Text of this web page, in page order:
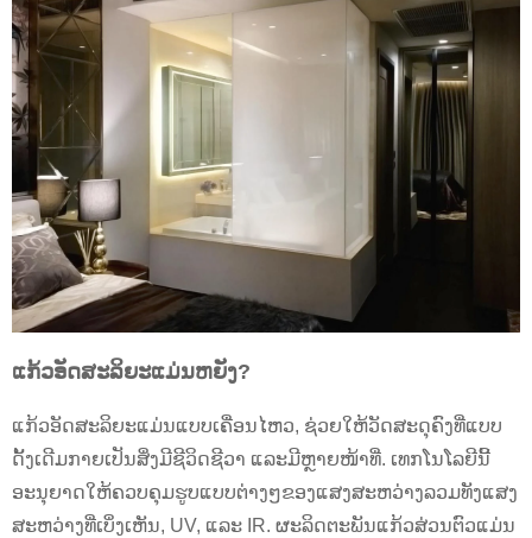
ແກ້ວອັດສະລິຍະແມ່ນຫຍັງ?
ແກ້ວອັດສະລິຍະແມ່ນແບບເຄື່ອນໄຫວ, ຊ່ວຍໃຫ້ວັດສະດຸຄົງທີ່ແບບ
ດັ້ງເດີມກາຍເປັນສິ່ງມີຊີວິດຊີວາ ແລະມີຫຼາຍໜ້າທີ່. ເທກໂນໂລຍີນີ້
ອະນຸຍາດໃຫ້ຄວບຄຸມຮູບແບບຕ່າງໆຂອງແສງສະຫວ່າງລວມທັງແສງ
ສະຫວ່າງທີ່ເບິ່ງເຫັນ, UV, ແລະ IR. ຜະລິດຕະພັນແກ້ວສ່ວນຕົວແມ່ນ